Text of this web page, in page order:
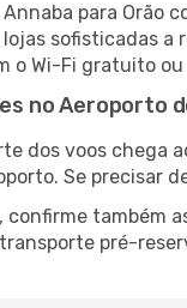
Annaba para Orão
lojas sofisticadas a
o Wi-Fi gratuito
no Aeroporto
dos voos chega
Se precisar
confirme também
pré-